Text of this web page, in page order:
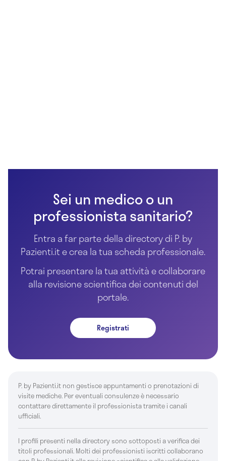
Sei un medico o un
professionista sanitario?
Entra a far parte della directory di P. by
Pazienti.it e crea la tua scheda professionale.
Potrai presentare la tua attività e collaborare
alla revisione scientifica dei contenuti del
portale.
Registrati
P. by Pazienti.it non gestisce appuntamenti o prenotazioni di
visite mediche. Per eventuali consulenze è necessario
contattare direttamente il professionista tramite i canali
ufficiali.
I profili presenti nella directory sono sottoposti a verifica dei
titoli professionali. Molti dei professionisti iscritti collaborano